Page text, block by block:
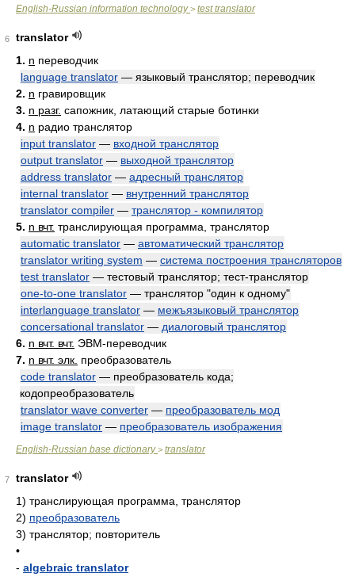
English-Russian information technology> test translator
6
translator
1. n переводчик
language translator — языковый транслятор; переводчик
2. n гравировщик
3. n разг. сапожник, латающий старые ботинки
4. n радио транслятор
input translator — входной транслятор
output translator — выходной транслятор
address translator — адресный транслятор
internal translator — внутренний транслятор
translator compiler — транслятор - компилятор
5. n вчт. транслирующая программа, транслятор
automatic translator — автоматический транслятор
translator writing system — система построения трансляторов
test translator — тестовый транслятор; тест-транслятор
one-to-one translator — транслятор "один к одному"
interlanguage translator — межъязыковый транслятор
concersational translator — диалоговый транслятор
6. n вчт. вчт. ЭВМ-переводчик
7. n вчт. элк. преобразователь
code translator — преобразователь кода;
кодопреобразователь
translator wave converter — преобразователь мод
image translator — преобразователь изображения
English-Russian base dictionary> translator
7
translator
1) транслирующая программа, транслятор
2) преобразователь
3) транслятор; повторитель
•
- algebraic translator